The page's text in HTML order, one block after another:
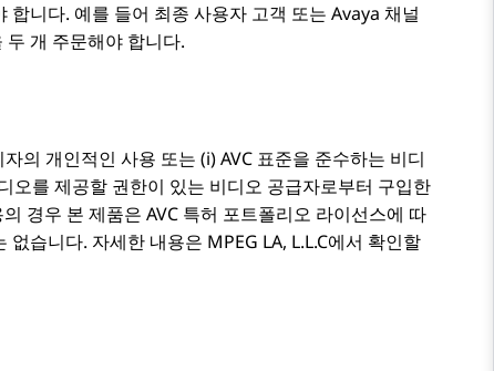
니다. 예를 들어 최종 사용자 고객 또는 Avaya 채널
개 주문해야 합니다.
의 개인적인 사용 또는 (i) AVC 표준을 준수하는 비디
오를 제공할 권한이 있는 비디오 공급자로부터 구입한
경우 본 제품은 AVC 특허 포트폴리오 라이선스에 따
습니다. 자세한 내용은 MPEG LA, L.L.C에서 확인할